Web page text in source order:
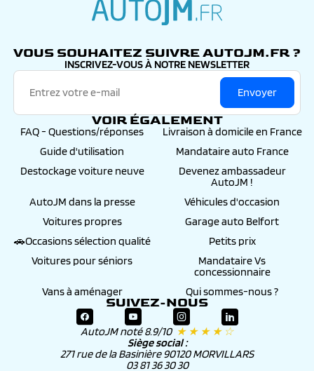
VOUS SOUHAITEZ SUIVRE AUTOJM.FR ?
INSCRIVEZ-VOUS À NOTRE NEWSLETTER
Envoyer
VOIR ÉGALEMENT
FAQ - Questions/réponses
Livraison à domicile en France
Guide d'utilisation
Mandataire auto France
Destockage voiture neuve
Devenez ambassadeur
AutoJM !
AutoJM dans la presse
Véhicules d'occasion
Voitures propres
Garage auto Belfort
🚗Occasions sélection qualité
Petits prix
Voitures pour séniors
Mandataire Vs
concessionnaire
Vans à aménager
Qui sommes-nous ?
SUIVEZ-NOUS
AutoJM noté 8.9/10 ★ ★ ★ ★ ☆
Siège social :
271 rue de la Basinière 90120 MORVILLARS
03 81 36 30 30